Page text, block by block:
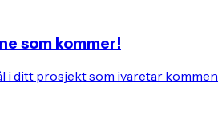
som kommer!
i ditt prosjekt som ivaretar